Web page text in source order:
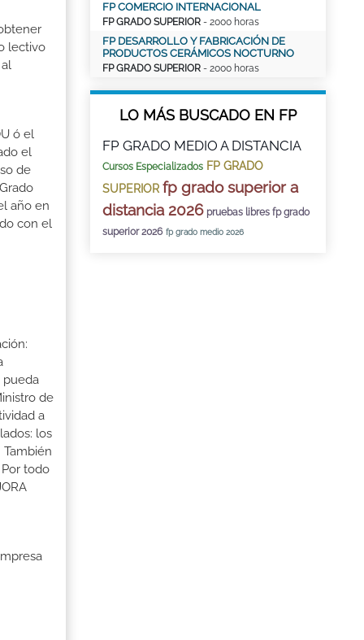
lectivo
ó el
el
de
año en
con el
pueda
de
a
los
todo
FP COMERCIO INTERNACIONAL
FP GRADO SUPERIOR - 2000 horas
FP DESARROLLO Y FABRICACIÓN DE
PRODUCTOS CERÁMICOS NOCTURNO
FP GRADO SUPERIOR - 2000 horas
LO MÁS BUSCADO EN FP
FP GRADO MEDIO A DISTANCIA
Cursos Especializados FP GRADO
SUPERIOR fp grado superior a
distancia 2026 pruebas libres fp grado
superior 2026 fp grado medio 2026